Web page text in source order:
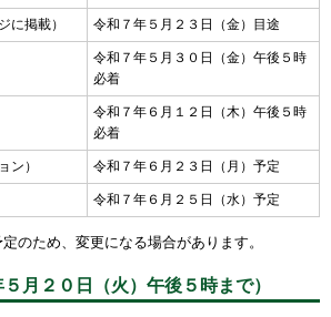
に掲載） 令和７年５月２３日（金）目途
令和７年５月３０日（金）午後５時
必着
令和７年６月１２日（木）午後５時
必着
ン） 令和７年６月２３日（月）予定
令和７年６月２５日（水）予定
のため、変更になる場合があります。
月２０日（火）午後５時まで）